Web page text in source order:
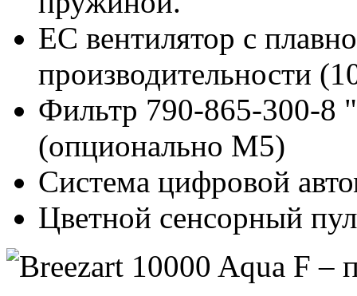
EC вентилятор с
производительности
Фильтр 790-865-300-8
(опционально M5)
Система цифровой
Цветной сенсорный